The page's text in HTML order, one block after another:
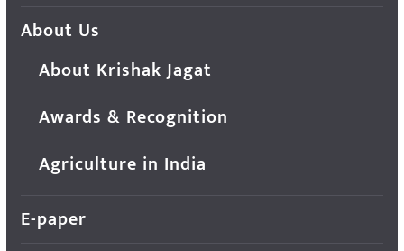
About Us
About Krishak Jagat
Awards & Recognition
Agriculture in India
E-paper